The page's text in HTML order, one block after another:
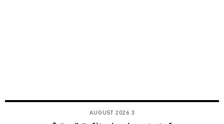
3 AUGUST 2026